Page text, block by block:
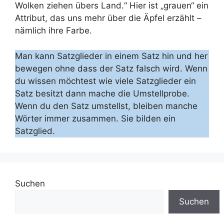
Wolken ziehen übers Land.“ Hier ist „grauen“ ein
Attribut, das uns mehr über die Äpfel erzählt –
nämlich ihre Farbe.
Man kann Satzglieder in einem Satz hin und her
bewegen ohne dass der Satz falsch wird. Wenn
du wissen möchtest wie viele Satzglieder ein
Satz besitzt dann mache die Umstellprobe.
Wenn du den Satz umstellst, bleiben manche
Wörter immer zusammen. Sie bilden ein
Satzglied.
Suchen
Suchen